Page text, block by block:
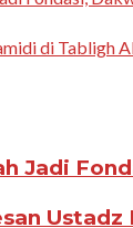
Jadi
Ustadz